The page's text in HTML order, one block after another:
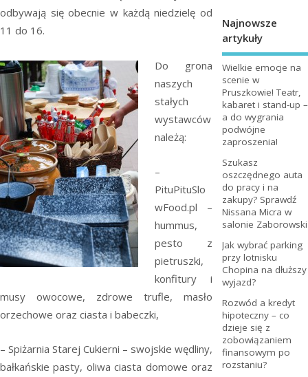
odbywają się obecnie w każdą niedzielę od
11 do 16.
Do grona
naszych
stałych
wystawców
należą:
–
PituPituSlo
wFood.pl –
hummus,
pesto z
pietruszki,
konfitury i
musy owocowe, zdrowe trufle, masło
orzechowe oraz ciasta i babeczki,
– Spiżarnia Starej Cukierni – swojskie wędliny,
bałkańskie pasty, oliwa ciasta domowe oraz
Najnowsze
artykuły
Wielkie emocje na
scenie w
Pruszkowie! Teatr,
kabaret i stand-up –
a do wygrania
podwójne
zaproszenia!
Szukasz
oszczędnego auta
do pracy i na
zakupy? Sprawdź
Nissana Micra w
salonie Zaborowski
Jak wybrać parking
przy lotnisku
Chopina na dłuższy
wyjazd?
Rozwód a kredyt
hipoteczny – co
dzieje się z
zobowiązaniem
finansowym po
rozstaniu?